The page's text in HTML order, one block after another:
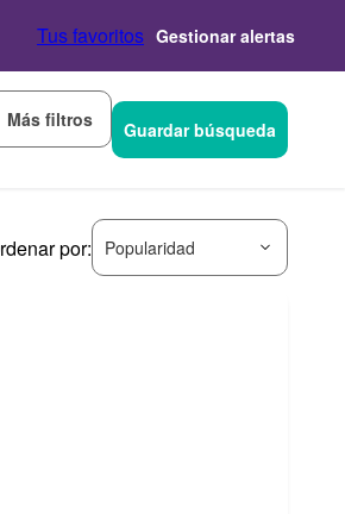
Tus favoritos Gestionar alertas
Más filtros Guardar búsqueda
por: Popularidad